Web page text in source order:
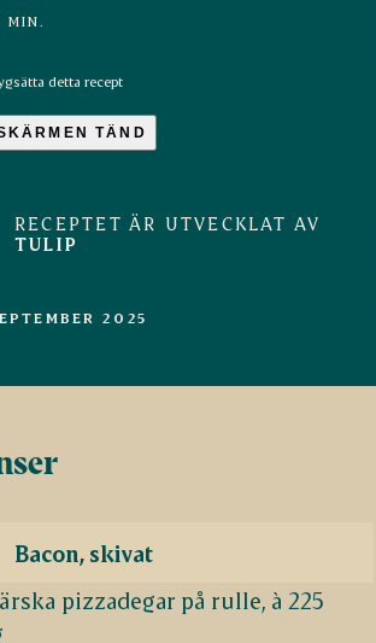
MIN.
detta recept
TÄND
RECEPTET ÄR UTVECKLAT AV
TULIP
2025
Bacon, skivat
pizzadegar på rulle, à 225